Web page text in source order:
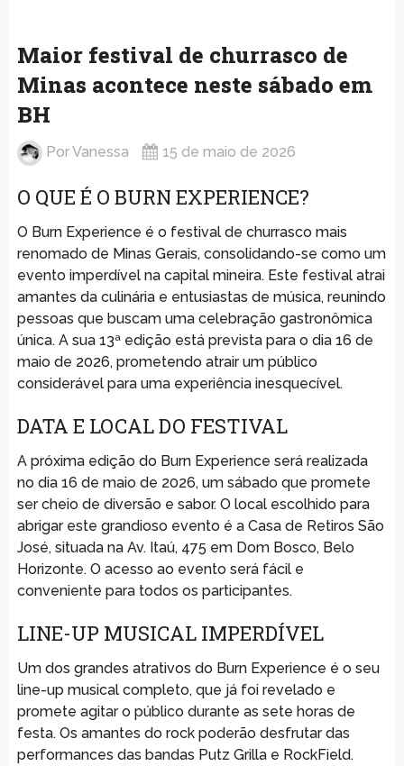
Maior festival de churrasco de
Minas acontece neste sábado em
BH
PorVanessa 15 de maio de 2026
O QUE É O BURN EXPERIENCE?
O Burn Experience é o festival de churrasco mais
renomado de Minas Gerais, consolidando-se como um
evento imperdível na capital mineira. Este festival atrai
amantes da culinária e entusiastas de música, reunindo
pessoas que buscam uma celebração gastronômica
única. A sua 13ª edição está prevista para o dia 16 de
maio de 2026, prometendo atrair um público
considerável para uma experiência inesquecível.
DATA E LOCAL DO FESTIVAL
A próxima edição do Burn Experience será realizada
no dia 16 de maio de 2026, um sábado que promete
ser cheio de diversão e sabor. O local escolhido para
abrigar este grandioso evento é a Casa de Retiros São
José, situada na Av. Itaú, 475 em Dom Bosco, Belo
Horizonte. O acesso ao evento será fácil e
conveniente para todos os participantes.
LINE-UP MUSICAL IMPERDÍVEL
Um dos grandes atrativos do Burn Experience é o seu
line-up musical completo, que já foi revelado e
promete agitar o público durante as sete horas de
festa. Os amantes do rock poderão desfrutar das
performances das bandas Putz Grilla e RockField.